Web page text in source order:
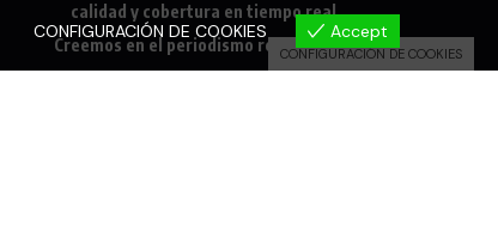
calidad y cobertura en tiempo real.
Creemos en el periodismo responsable,
CONFIGURACIÓN DE COOKIES Accept
CONFIGURACIÓN DE COOKIES